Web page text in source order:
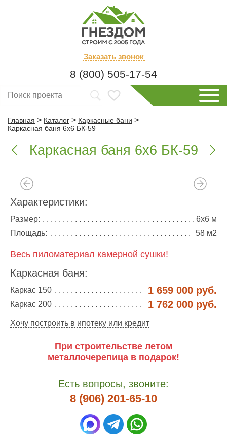
Заказать звонок
8 (800) 505-17-54
Главная > Каталог > Каркасные бани >
Каркасная баня 6х6 БК-59
 Каркасная баня 6х6 БК-59 
Характеристики:
Размер:
6х6 м
Площадь:
58 м2
Весь пиломатериал камерной сушки!
Каркасная баня:
Каркас 150 1 659 000 руб.
Каркас 200 1 762 000 руб.
Хочу построить в ипотеку или кредит
При строительстве летом
металлочерепица в подарок!
Есть вопросы, звоните:
8 (906) 201-65-10